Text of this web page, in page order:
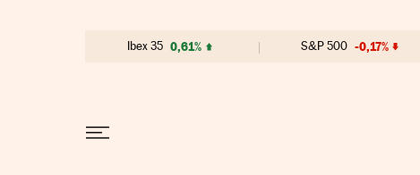
Ibex 35 0,61% S&P 500 -0,17%